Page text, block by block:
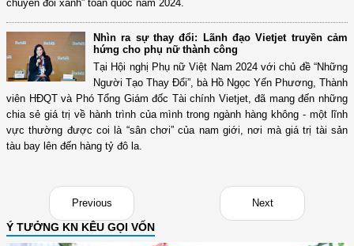
chuyển đổi xanh” toàn quốc năm 2024.
Nhìn ra sự thay đổi: Lãnh đạo Vietjet truyền cảm
hứng cho phụ nữ thành công
Tại Hội nghị Phụ nữ Việt Nam 2024 với chủ đề “Những
Người Tạo Thay Đổi”, bà Hồ Ngọc Yến Phương, Thành
viên HĐQT và Phó Tổng Giám đốc Tài chính Vietjet, đã mang đến những
chia sẻ giá trị về hành trình của mình trong ngành hàng không - một lĩnh
vực thường được coi là “sân chơi” của nam giới, nơi mà giá trị tài sản
tàu bay lên đến hàng tỷ đô la.
Previous Next
Ý TƯỞNG KN KÊU GỌI VỐN